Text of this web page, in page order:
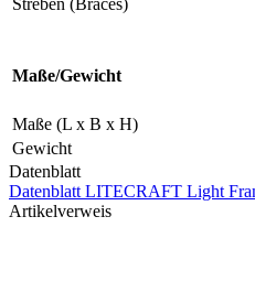
Maße/Gewicht
Maße (L x B x H)
Gewicht
Datenblatt
Datenblatt LITECRAFT Light
Artikelverweis